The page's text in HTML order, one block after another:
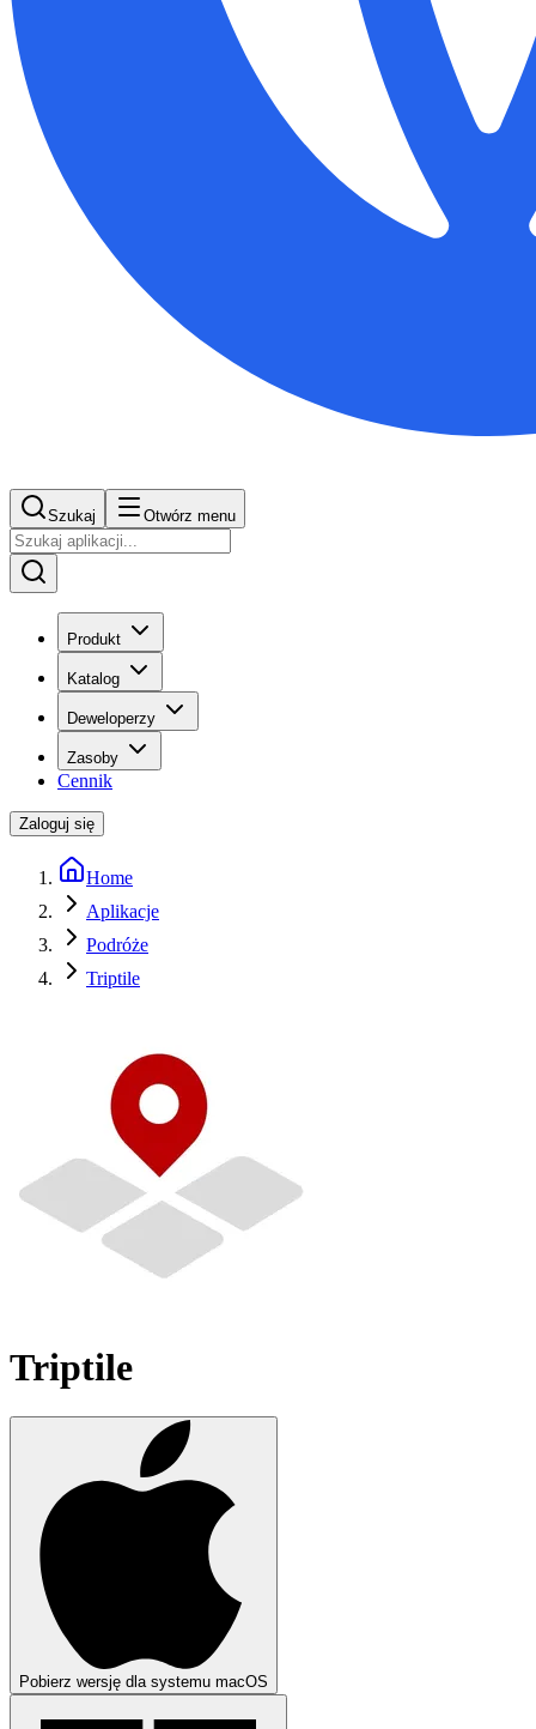
Szukaj Otwórz menu
Produkt
Katalog
Deweloperzy
Zasoby
Cennik
Zaloguj się
Home
Aplikacje
Podróże
Triptile
Triptile
Pobierz wersję dla systemu macOS